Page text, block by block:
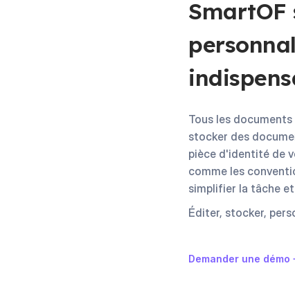
Tous les
stocker des
pièce d'identité de
comme les
simplifier la tâche
Éditer, stocker,
Demander une démo